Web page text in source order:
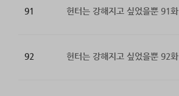
91 헌터는 강해지고 싶었을뿐 91화
92 헌터는 강해지고 싶었을뿐 92화